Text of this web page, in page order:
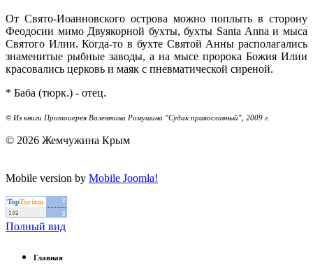
От Свято-Иоанновского острова можно поплыть в сторону
Феодосии мимо Двуякорной бухты, бухты Santa Anna и мыса
Святого Илии. Когда-то в бухте Святой Анны располагались
знаменитые рыбные заводы, а на мысе пророка Божия Илии
красовались церковь и маяк с пневматической сиреной.
* Баба (тюрк.) - отец.
© Из книги Протоиерея Валентина Ромушина "Судак православный", 2009 г.
© 2026 Жемчужина Крым
Mobile version by Mobile Joomla!
Полный вид
Главная